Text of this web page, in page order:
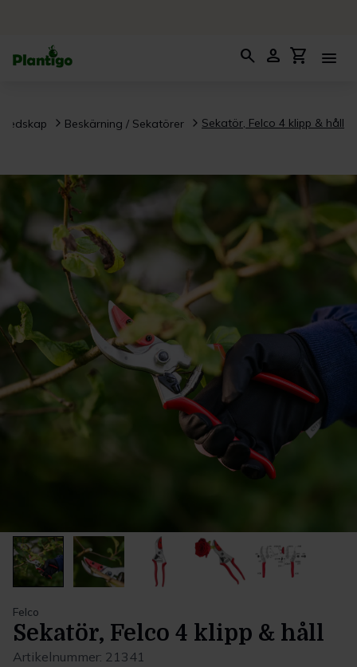
search person shopping_cart menu
Beskärning / Sekatörer Sekatör, Felco 4 klipp & håll
Felco
Sekatör, Felco 4 klipp & håll
Artikelnummer: 21341